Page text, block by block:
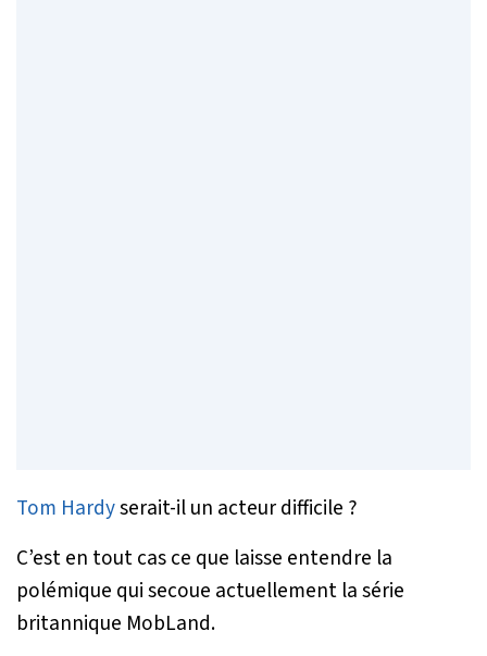
Tom Hardyserait-il un acteur difficile ?
C’est en tout cas ce que laisse entendre la
polémique qui secoue actuellement la série
britannique MobLand.